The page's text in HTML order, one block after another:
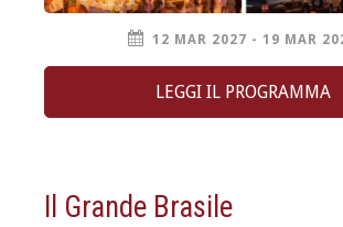
12 MAR 2027 - 19 MAR
LEGGI IL PROGRAMMA
Il Grande Brasile